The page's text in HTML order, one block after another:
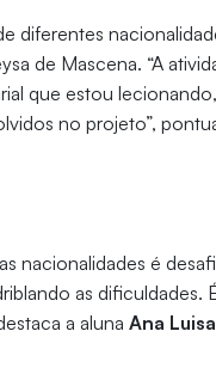
diferentes
de Mascena. “A
que estou
no projeto”,
nacionalidades é
as dificuldades.
a alunaAna